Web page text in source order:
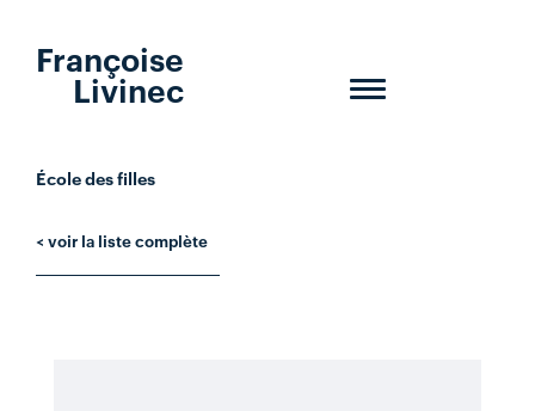
Toggle
Françoise
Livinec
École des filles
< voir la liste complète